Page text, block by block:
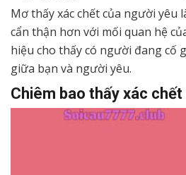
Mơ thấy xác chết của người yêu
cẩn thận hơn với mối quan hệ
hiệu cho thấy có người đang cố
giữa bạn và người yêu.
Chiêm bao thấy xác